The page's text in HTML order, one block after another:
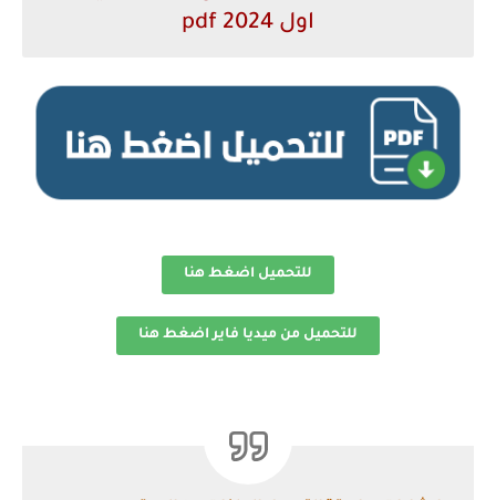
اول 2024 pdf
للتحميل اضغط هنا
للتحميل من ميديا فاير اضغط هنا